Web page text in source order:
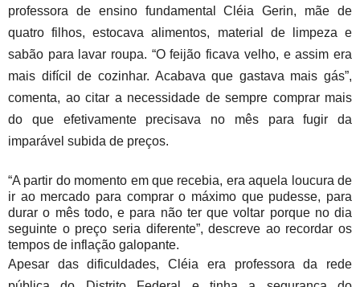
professora de ensino fundamental Cléia Gerin, mãe de
quatro filhos, estocava alimentos, material de limpeza e
sabão para lavar roupa. “O feijão ficava velho, e assim era
mais difícil de cozinhar. Acabava que gastava mais gás”,
comenta, ao citar a necessidade de sempre comprar mais
do que efetivamente precisava no mês para fugir da
imparável subida de preços.
“A partir do momento em que recebia, era aquela loucura de
ir ao mercado para comprar o máximo que pudesse, para
durar o mês todo, e para não ter que voltar porque no dia
seguinte o preço seria diferente”, descreve ao recordar os
tempos de inflação galopante.
Apesar das dificuldades, Cléia era professora da rede